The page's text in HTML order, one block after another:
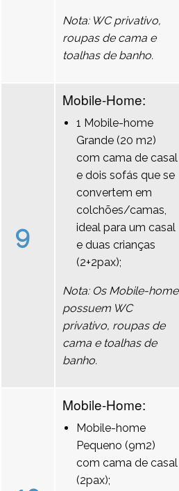
Nota: WC privativo,
roupas de cama e
toalhas de banho.
9
Mobile-Home:
1 Mobile-home
Grande (20 m2)
com cama de casal
e dois sofás que se
convertem em
colchões/camas,
ideal para um casal
e duas crianças
(2+2pax);
Nota: Os Mobile-home
possuem WC
privativo, roupas de
cama e toalhas de
banho.
Mobile-Home:
Mobile-home
Pequeno (9m2)
com cama de casal
(2pax);